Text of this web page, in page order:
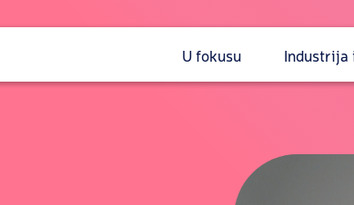
U fokusu Industrija